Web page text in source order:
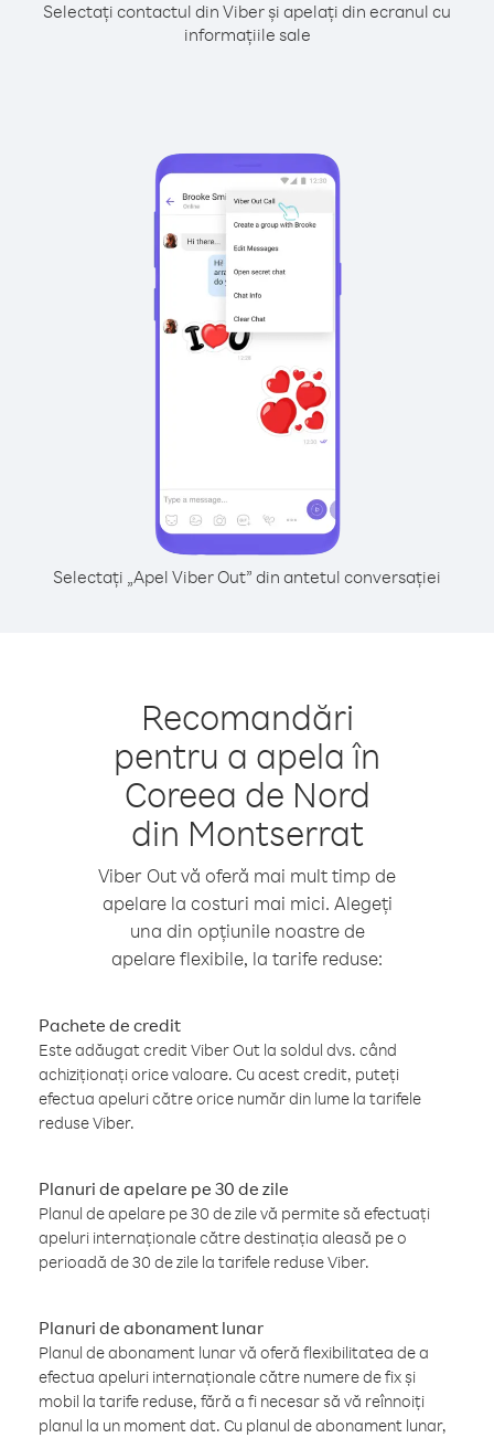
Selectați contactul din Viber și apelați din ecranul cu
informațiile sale
Selectați „Apel Viber Out” din antetul conversației
Recomandări
pentru a apela în
Coreea de Nord
din Montserrat
Viber Out vă oferă mai mult timp de
apelare la costuri mai mici. Alegeți
una din opțiunile noastre de
apelare flexibile, la tarife reduse:
Pachete de credit
Este adăugat credit Viber Out la soldul dvs. când
achiziționați orice valoare. Cu acest credit, puteți
efectua apeluri către orice număr din lume la tarifele
reduse Viber.
Planuri de apelare pe 30 de zile
Planul de apelare pe 30 de zile vă permite să efectuați
apeluri internaționale către destinația aleasă pe o
perioadă de 30 de zile la tarifele reduse Viber.
Planuri de abonament lunar
Planul de abonament lunar vă oferă flexibilitatea de a
efectua apeluri internaționale către numere de fix și
mobil la tarife reduse, fără a fi necesar să vă reînnoiți
planul la un moment dat. Cu planul de abonament lunar,